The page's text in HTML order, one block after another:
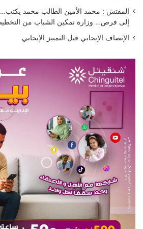
المفتش : محمد الأمين الطالب محمد
إلى فرص… وزارة تمكين الشباب من التخطيط
الإنصاف الإيجابي قبل التمييز الإيجابي